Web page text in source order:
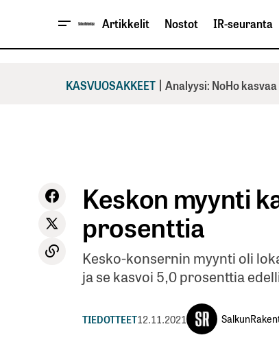
Artikkelit Nostot IR-seuranta
KASVUOSAKKEET | Analyysi: NoHo
Keskon myynti
prosenttia
Kesko-konsernin myynti oli
ja se kasvoi 5,0 prosenttia
TIEDOTTEET12.11.2021